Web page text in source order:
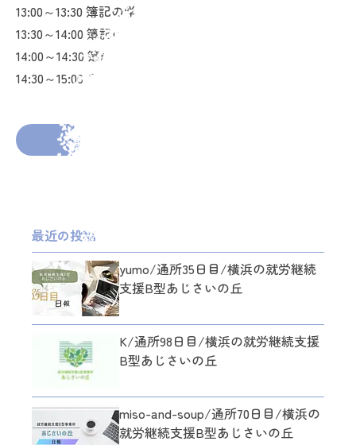
13:00～13:30 簿記の学習
13:30～14:00 簿記の学習
14:00～14:30 簿記の学習
14:30～15:00 日報の入力 ブログの作成
前の投稿へ
最近の投稿
yumo/通所35日目/横浜の就労継続
支援B型あじさいの丘
K/通所98日目/横浜の就労継続支援
B型あじさいの丘
miso-and-soup/通所70日目/横浜の
就労継続支援B型あじさいの丘